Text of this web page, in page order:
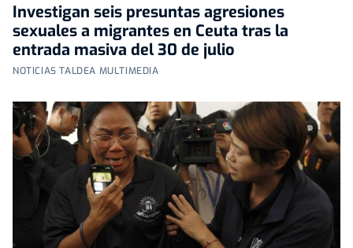
Investigan seis presuntas agresiones
sexuales a migrantes en Ceuta tras la
entrada masiva del 30 de julio
NOTICIAS TALDEA MULTIMEDIA